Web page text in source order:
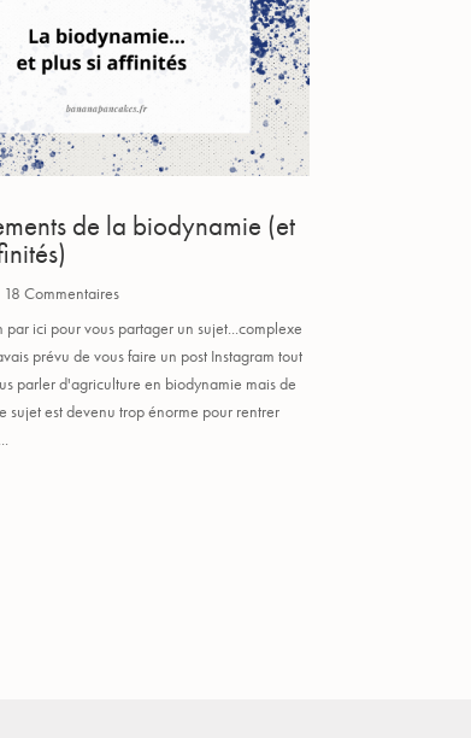
de la biodynamie (et
Commentaires
par ici pour vous partager un sujet...complexe
prévu de vous faire un post Instagram tout
parler d'agriculture en biodynamie mais de
sujet est devenu trop énorme pour rentrer